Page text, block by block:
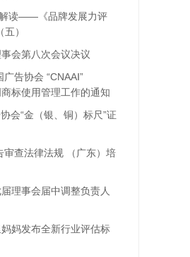
解读——《品牌发展力评
）
会第八次会议决议
告协会 “CNAAⅠ”
商标使用管理工作的通知
会“金（银、铜）标尺”证
审查法律法规 （广东）培
理事会届中调整负责人
妈发布全新行业评估标